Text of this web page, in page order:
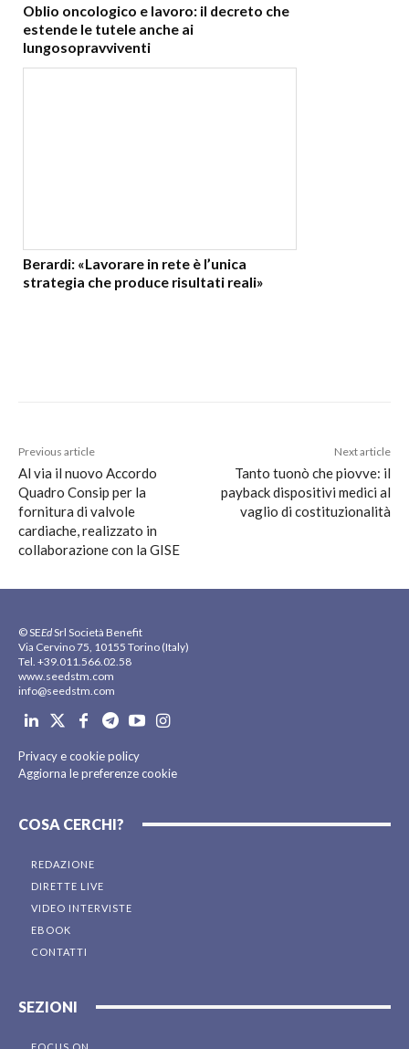
Oblio oncologico e lavoro: il decreto che
estende le tutele anche ai
lungosopravviventi
Berardi: «Lavorare in rete è l’unica
strategia che produce risultati reali»
Previous article
Al via il nuovo Accordo
Quadro Consip per la
fornitura di valvole
cardiache, realizzato in
collaborazione con la GISE
Next article
Tanto tuonò che piovve: il
payback dispositivi medici al
vaglio di costituzionalità
© SEEdSrl Società Benefit
Via Cervino 75, 10155 Torino (Italy)
Tel. +39.011.566.02.58
www.seedstm.com
info@seedstm.com
Privacy e cookie policy
Aggiorna le preferenze cookie
COSA CERCHI?
REDAZIONE
DIRETTE LIVE
VIDEO INTERVISTE
EBOOK
CONTATTI
SEZIONI